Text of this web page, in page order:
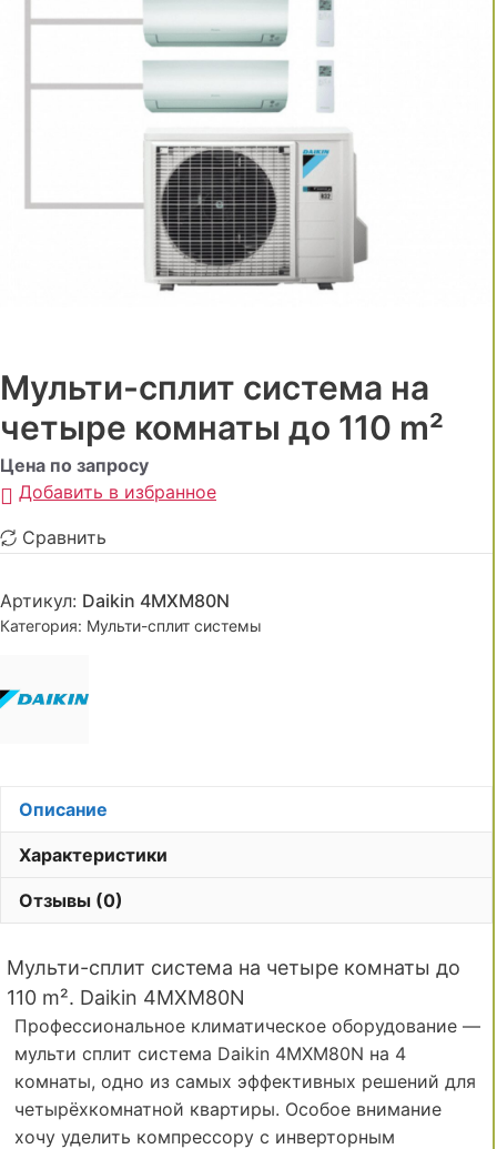
Мульти-сплит система на
четыре комнаты до 110 m²
Цена по запросу
Добавить в избранное
Сравнить
Артикул: Daikin 4MXM80N
Категория: Мульти-сплит системы
Описание
Характеристики
Отзывы (0)
Мульти-сплит система на четыре комнаты до
110 m². Daikin 4MXM80N
Профессиональное климатическое оборудование —
мульти сплит система Daikin 4MXM80N на 4
комнаты, одно из самых эффективных решений для
четырёхкомнатной квартиры. Особое внимание
хочу уделить компрессору с инверторным